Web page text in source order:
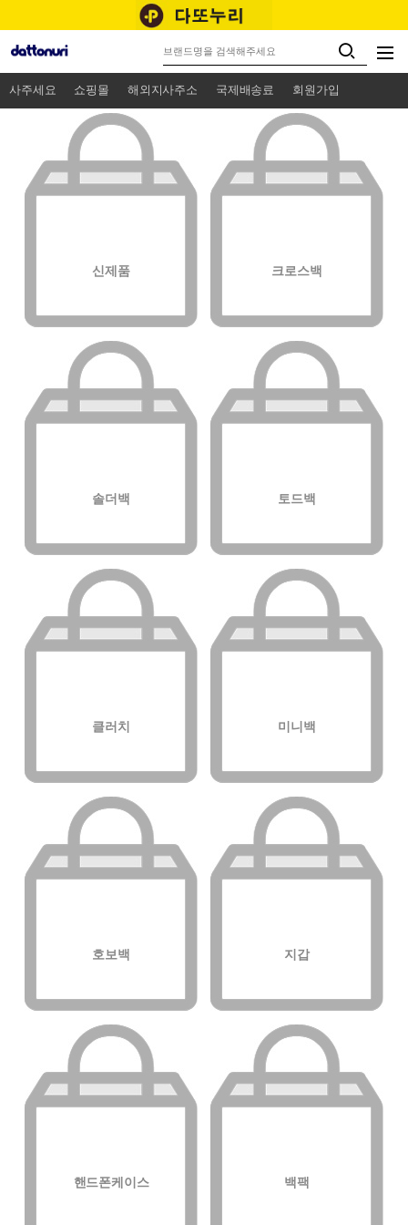
사주세요 쇼핑몰 해외지사주소 국제배송료 회원가입
신제품 크로스백
솔더백 토드백
클러치 미니백
호보백 지갑
핸드폰케이스 백팩